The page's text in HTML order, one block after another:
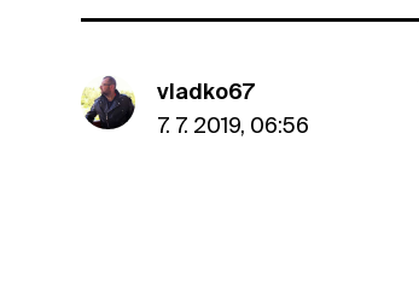
vladko67
7. 7. 2019, 06:56